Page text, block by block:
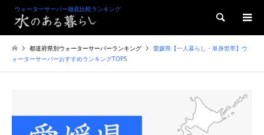
ウォーターサーバー徹底比較ランキング
検索
都道府県別ウォーターサーバーランキング
愛媛県【一人暮らし・単身世帯】ウ
ォーターサーバーおすすめランキングTOP5